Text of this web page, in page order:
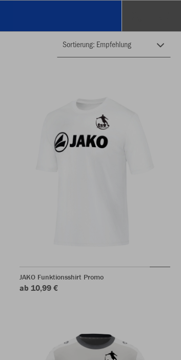
JAKO Funktionsshirt Promo
ab 10,99 €